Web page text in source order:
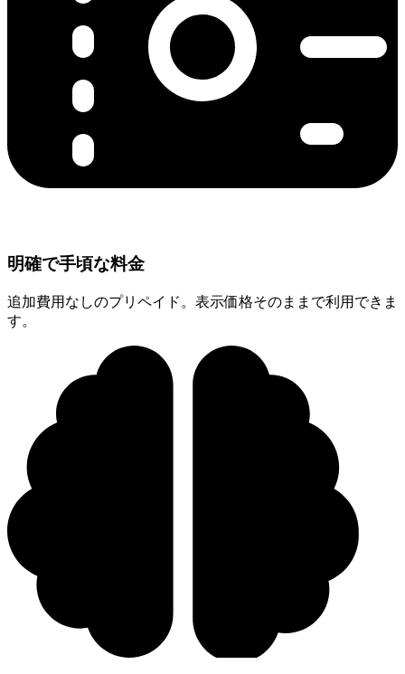
明確で手頃な料金
追加費用なしのプリペイド。表示価格そのままで利用できま
す。